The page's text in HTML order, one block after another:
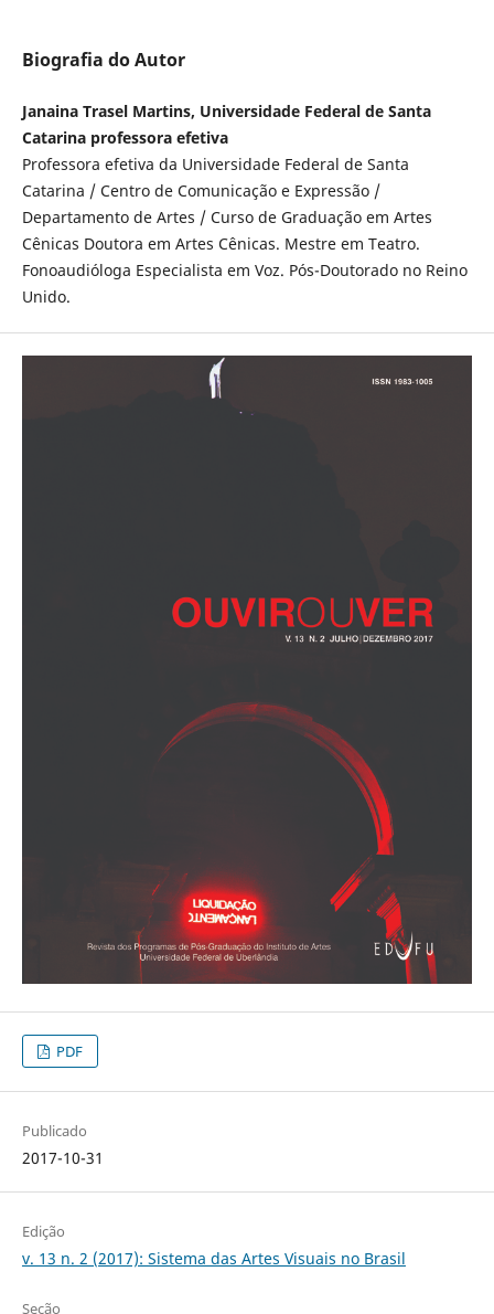
Biografia do Autor
Janaina Trasel Martins, Universidade Federal de Santa
Catarina professora efetiva
Professora efetiva da Universidade Federal de Santa
Catarina / Centro de Comunicação e Expressão /
Departamento de Artes / Curso de Graduação em Artes
Cênicas Doutora em Artes Cênicas. Mestre em Teatro.
Fonoaudióloga Especialista em Voz. Pós-Doutorado no Reino
Unido.
PDF
Publicado
2017-10-31
Edição
v. 13 n. 2 (2017): Sistema das Artes Visuais no Brasil
Seção